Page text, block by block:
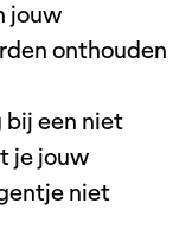
jouw
onthouden
bij een niet
je jouw
niet